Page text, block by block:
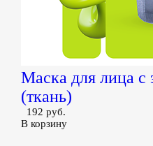
Маска для лица
(ткань)
192 руб.
В корзину